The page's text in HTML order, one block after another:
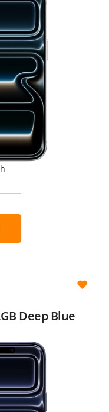
Deep Blue